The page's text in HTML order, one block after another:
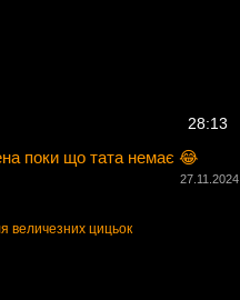
28:13
поки що тата немає 😂
27.11.2024